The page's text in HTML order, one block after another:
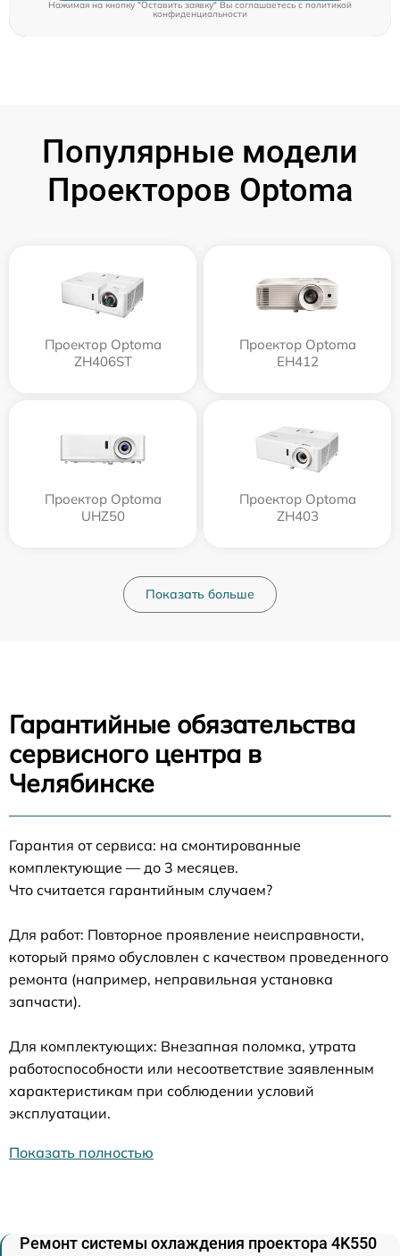
Нажимая на кнопку "Оставить заявку" Вы соглашаетесь cполитикой
конфиденциальности
Популярные модели
Проекторов Optoma
Проектор Optoma
ZH406ST
Проектор Optoma
EH412
Проектор Optoma
UHZ50
Проектор Optoma
ZH403
Показать больше
Гарантийные обязательства
сервисного центра в
Челябинске
Гарантия от сервиса: на смонтированные
комплектующие — до 3 месяцев.
Что считается гарантийным случаем?
Для работ: Повторное проявление неисправности,
который прямо обусловлен с качеством проведенного
ремонта (например, неправильная установка
запчасти).
Для комплектующих: Внезапная поломка, утрата
работоспособности или несоответствие заявленным
характеристикам при соблюдении условий
эксплуатации.
Показать полностью
Ремонт системы охлаждения проектора 4K550